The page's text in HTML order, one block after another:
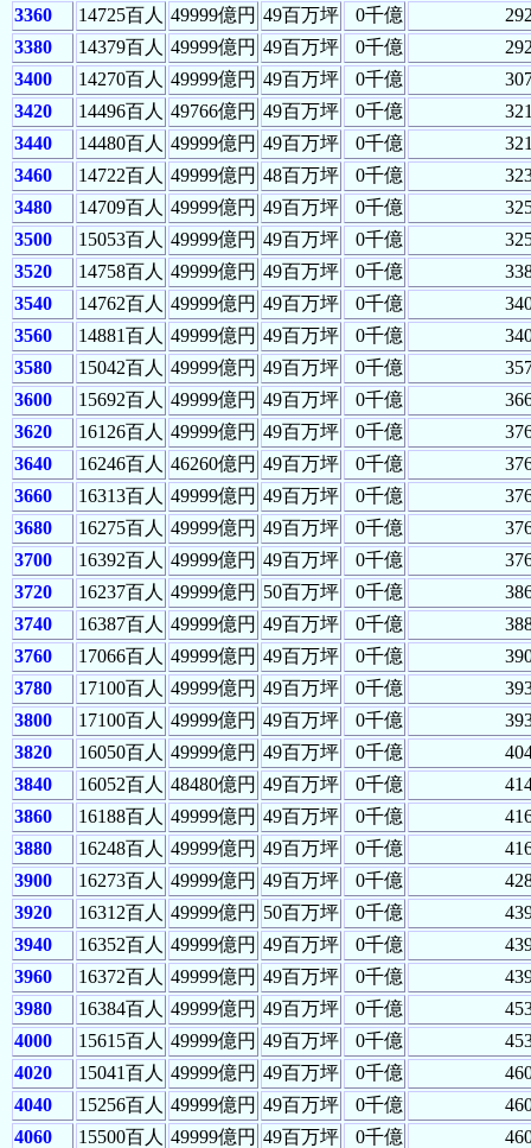
3360
14725百人 49999億円 49百万坪 0千億
3380
14379百人 49999億円 49百万坪 0千億
3400
14270百人 49999億円 49百万坪 0千億
3420
14496百人 49766億円 49百万坪 0千億
3440
14480百人 49999億円 49百万坪 0千億
3460
14722百人 49999億円 48百万坪 0千億
3480
14709百人 49999億円 49百万坪 0千億
3500
15053百人 49999億円 49百万坪 0千億
3520
14758百人 49999億円 49百万坪 0千億
3540
14762百人 49999億円 49百万坪 0千億
3560
14881百人 49999億円 49百万坪 0千億
3580
15042百人 49999億円 49百万坪 0千億
3600
15692百人 49999億円 49百万坪 0千億
3620
16126百人 49999億円 49百万坪 0千億
3640
16246百人 46260億円 49百万坪 0千億
3660
16313百人 49999億円 49百万坪 0千億
3680
16275百人 49999億円 49百万坪 0千億
3700
16392百人 49999億円 49百万坪 0千億
3720
16237百人 49999億円 50百万坪 0千億
3740
16387百人 49999億円 49百万坪 0千億
3760
17066百人 49999億円 49百万坪 0千億
3780
17100百人 49999億円 49百万坪 0千億
3800
17100百人 49999億円 49百万坪 0千億
3820
16050百人 49999億円 49百万坪 0千億
3840
16052百人 48480億円 49百万坪 0千億
3860
16188百人 49999億円 49百万坪 0千億
3880
16248百人 49999億円 49百万坪 0千億
3900
16273百人 49999億円 49百万坪 0千億
3920
16312百人 49999億円 50百万坪 0千億
3940
16352百人 49999億円 49百万坪 0千億
3960
16372百人 49999億円 49百万坪 0千億
3980
16384百人 49999億円 49百万坪 0千億
4000
15615百人 49999億円 49百万坪 0千億
4020
15041百人 49999億円 49百万坪 0千億
4040
15256百人 49999億円 49百万坪 0千億
4060
15500百人 49999億円 49百万坪 0千億